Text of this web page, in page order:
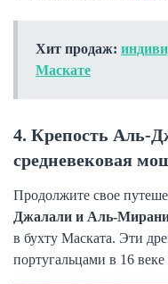
Хит продаж:
Маскате
4. Крепость Аль-
средневековая
Продолжите свое
Джалали и Аль-
в бухту Маската. Эти
португальцами в 16